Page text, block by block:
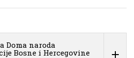
Doma naroda
Bosne i Hercegovine